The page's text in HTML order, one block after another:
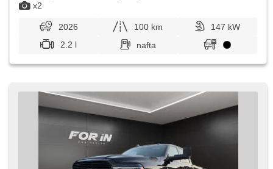
x2
2026 100 km
147 kW
2.2 l
nafta